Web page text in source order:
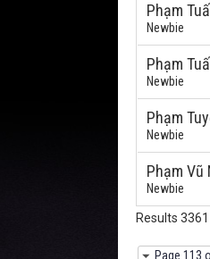
Phạm
Newbie
Phạm
Newbie
Phạm
Newbie
Phạm Vũ
Newbie
Results
Page 113